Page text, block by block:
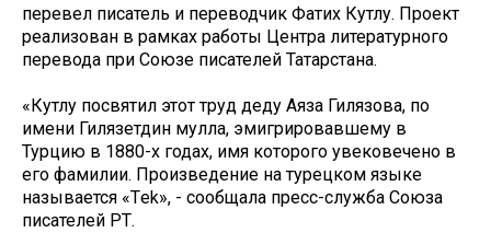
перевел писатель и переводчик Фатих Кутлу. Проект
реализован в рамках работы Центра литературного
перевода при Союзе писателей Татарстана.
«Кутлу посвятил этот труд деду Аяза Гилязова, по
имени Гилязетдин мулла, эмигрировавшему в
Турцию в 1880-х годах, имя которого увековечено в
его фамилии. Произведение на турецком языке
называется «Тek», - сообщала пресс-служба Союза
писателей РТ.